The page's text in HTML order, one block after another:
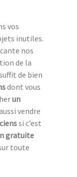
vos
inutiles.
nos
de la
de bien
dont vous
un
vendre
si c’est
gratuite
toute